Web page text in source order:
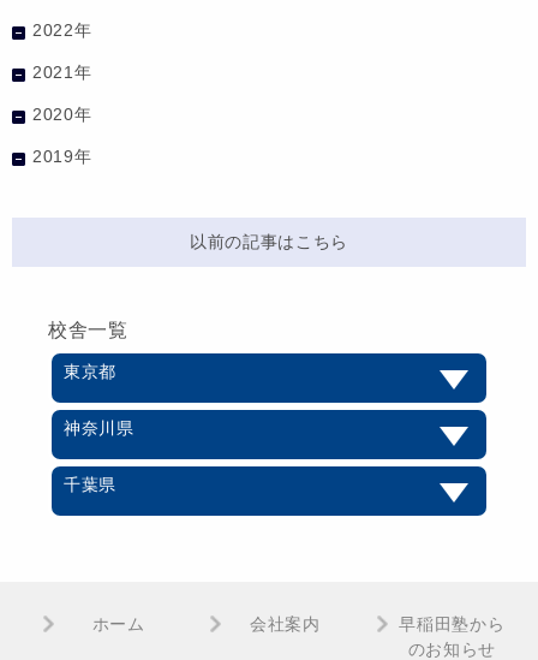
2022年
2021年
2020年
2019年
以前の記事はこちら
校舎一覧
東京都
神奈川県
千葉県
ホーム 会社案内
早稲田塾から
のお知らせ